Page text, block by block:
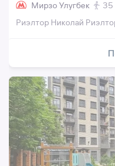
Мирзо Улугбек
35
Риэлтор Николай